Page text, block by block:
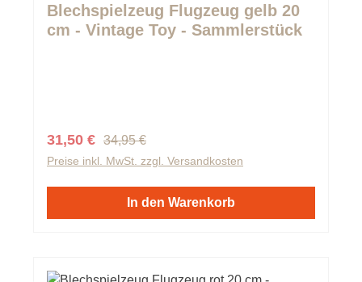
Blechspielzeug Flugzeug gelb 20
cm - Vintage Toy - Sammlerstück
Verkaufspreis:
31,50 € Regulärer Preis:
34,95 €
Preise inkl. MwSt. zzgl. Versandkosten
In den Warenkorb